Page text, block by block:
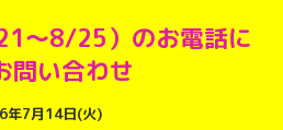
～8/25）のお電話に
問い合わせ
年7月14日(火)